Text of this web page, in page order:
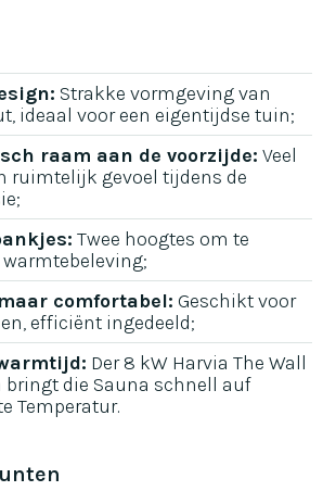
Strakke vormgeving van
ideaal voor een eigentijdse tuin;
raam aan de voorzijde: Veel
ruimtelijk gevoel tijdens de
Twee hoogtes om te
comfortabel: Geschikt voor
efficiënt ingedeeld;
Der 8 kW Harvia The Wall
bringt die Sauna schnell auf
Temperatur.